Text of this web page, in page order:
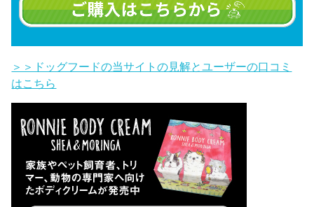
＞＞ドッグフードの当サイトの見解とユーザーの口コミ
はこちら